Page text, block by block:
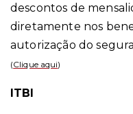
descontos de
diretamente nos
autorização do
(Clique aqui)
ITBI